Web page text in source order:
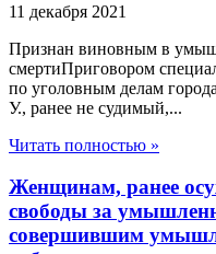
11 декабря 2021
Признан виновным в
смертиПриговором
по уголовным делам
У., ранее не судимый,...
Читать полностью »
Женщинам, ранее
свободы за
совершившим